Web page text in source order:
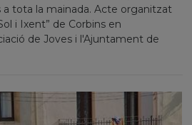
tota la mainada. Acte organitzat
i Ixent” de Corbins en
de Joves i l'Ajuntament de